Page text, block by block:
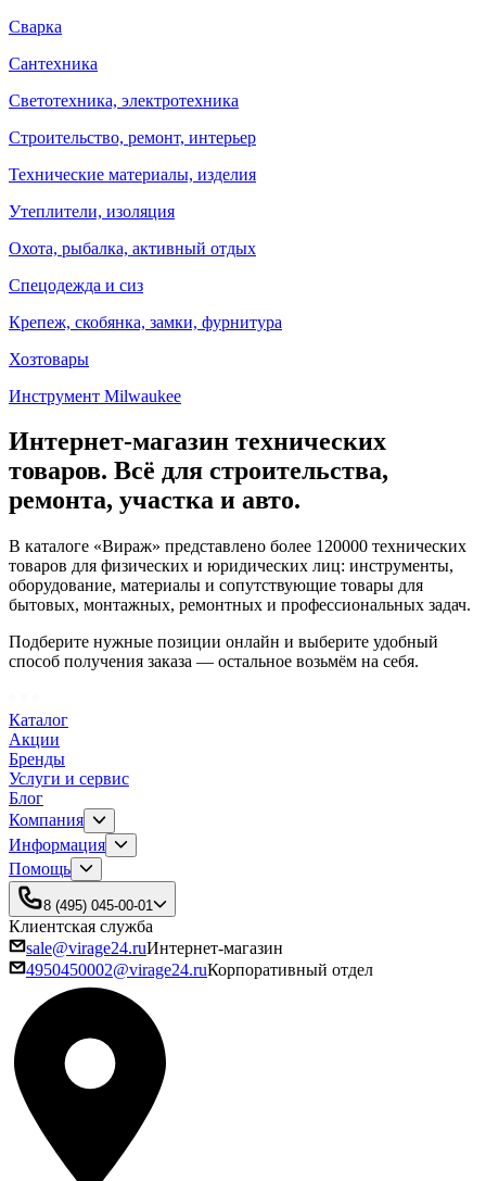
Сварка
Сантехника
Светотехника, электротехника
Строительство, ремонт, интерьер
Технические материалы, изделия
Утеплители, изоляция
Охота, рыбалка, активный отдых
Спецодежда и сиз
Крепеж, скобянка, замки, фурнитура
Хозтовары
Инструмент Milwaukee
Интернет-магазин технических
товаров. Всё для строительства,
ремонта, участка и авто.
В каталоге «Вираж» представлено более 120000 технических
товаров для физических и юридических лиц: инструменты,
оборудование, материалы и сопутствующие товары для
бытовых, монтажных, ремонтных и профессиональных задач.
Подберите нужные позиции онлайн и выберите удобный
способ получения заказа — остальное возьмём на себя.
Каталог
Акции
Бренды
Услуги и сервис
Блог
Компания
Информация
Помощь
8 (495) 045-00-01
Клиентская служба
sale@virage24.ruИнтернет-магазин
4950450002@virage24.ruКорпоративный отдел